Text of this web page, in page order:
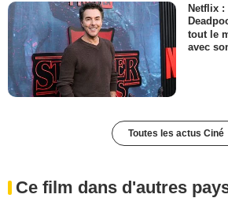
Netflix
tout le
avec
Toutes les actus Ciné
Ce film dans d'autres